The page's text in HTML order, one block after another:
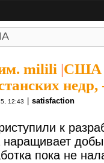
milili |США
12:43 satisfaction
к
наращивает
пока не